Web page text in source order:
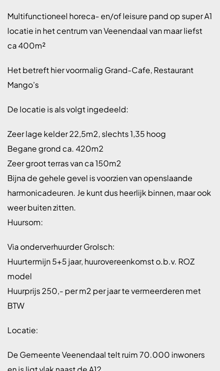
Multifunctioneel horeca- en/of leisure pand op super A1
locatie in het centrum van Veenendaal van maar liefst
ca 400m²
Het betreft hier voormalig Grand-Cafe, Restaurant
Mango’s
De locatie is als volgt ingedeeld:
Zeer lage kelder 22,5m2, slechts 1,35 hoog
Begane grond ca. 420m2
Zeer groot terras van ca 150m2
Bijna de gehele gevel is voorzien van openslaande
harmonicadeuren. Je kunt dus heerlijk binnen, maar ook
weer buiten zitten.
Huursom:
Via onderverhuurder Grolsch:
Huurtermijn 5+5 jaar, huurovereenkomst o.b.v. ROZ
model
Huurprijs 250,- per m2 per jaar te vermeerderen met
BTW
Locatie:
De Gemeente Veenendaal telt ruim 70.000 inwoners